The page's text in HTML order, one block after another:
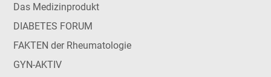
Das Medizinprodukt
DIABETES FORUM
FAKTEN der Rheumatologie
GYN-AKTIV